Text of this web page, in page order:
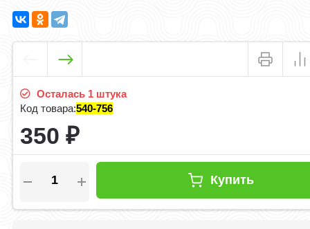
Осталась 1 штука
Код товара:540-756
350₽
Купить